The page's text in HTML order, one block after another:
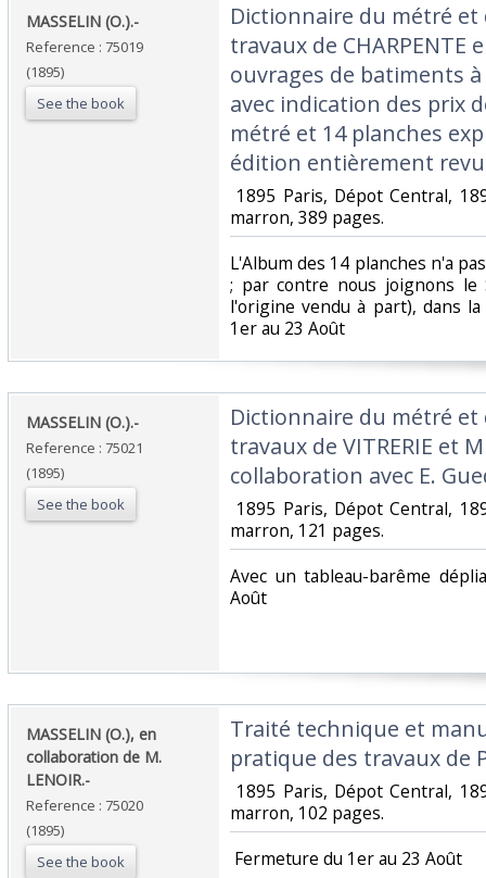
‎MASSELIN (O.).-‎
Reference : 75019
(1895)
See the book
‎Dictionnaire du métré et
travaux de CHARPENTE
ouvrages de batiments
avec indication des prix
métré et 14 planches
édition entièrement
1895 Paris, Dépot Central,
marron, 389 pages. ‎
‎L'Album des 14 planches n'a
; par contre nous joignons le
l'origine vendu à part), dans
1er au 23 Août‎
‎MASSELIN (O.).-‎
Reference : 75021
(1895)
See the book
‎Dictionnaire du métré et
travaux de VITRERIE et
collaboration avec E.
1895 Paris, Dépot Central,
marron, 121 pages. ‎
‎Avec un tableau-barême
Août‎
‎MASSELIN (O.), en
collaboration de M.
LENOIR.-‎
Reference : 75020
(1895)
See the book
‎Traité technique et
pratique des travaux de
1895 Paris, Dépot Central,
marron, 102 pages. ‎
‎ Fermeture du 1er au 23 Août‎